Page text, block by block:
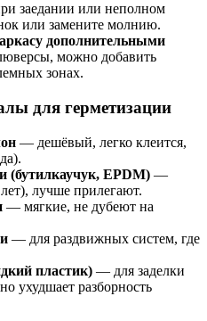
заедании или неполном
или замените молнию.
дополнительными
можно добавить
зонах.
для герметизации
— дешёвый, легко клеится,
(бутилкаучук, EPDM) —
лучше прилегают.
— мягкие, не дубеют на
— для раздвижных систем, где
пластик) — для заделки
ухудшает разборность